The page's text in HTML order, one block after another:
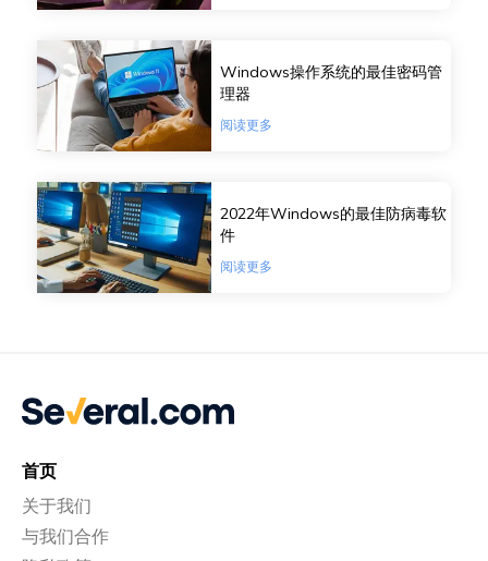
Windows操作系统的最佳密码管
理器
阅读更多
2022年Windows的最佳防病毒软
件
阅读更多
首页
关于我们
与我们合作